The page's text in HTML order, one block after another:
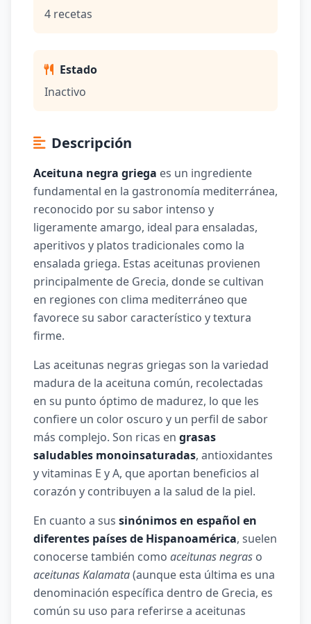
4 recetas
Estado
Inactivo
Descripción
Aceituna negra griega es un ingrediente
fundamental en la gastronomía mediterránea,
reconocido por su sabor intenso y
ligeramente amargo, ideal para ensaladas,
aperitivos y platos tradicionales como la
ensalada griega. Estas aceitunas provienen
principalmente de Grecia, donde se cultivan
en regiones con clima mediterráneo que
favorece su sabor característico y textura
firme.
Las aceitunas negras griegas son la variedad
madura de la aceituna común, recolectadas
en su punto óptimo de madurez, lo que les
confiere un color oscuro y un perfil de sabor
más complejo. Son ricas en grasas
saludables monoinsaturadas, antioxidantes
y vitaminas E y A, que aportan beneficios al
corazón y contribuyen a la salud de la piel.
En cuanto a sus sinónimos en español en
diferentes países de Hispanoamérica, suelen
conocerse también como aceitunas negras o
aceitunas Kalamata(aunque esta última es una
denominación específica dentro de Grecia, es
común su uso para referirse a aceitunas